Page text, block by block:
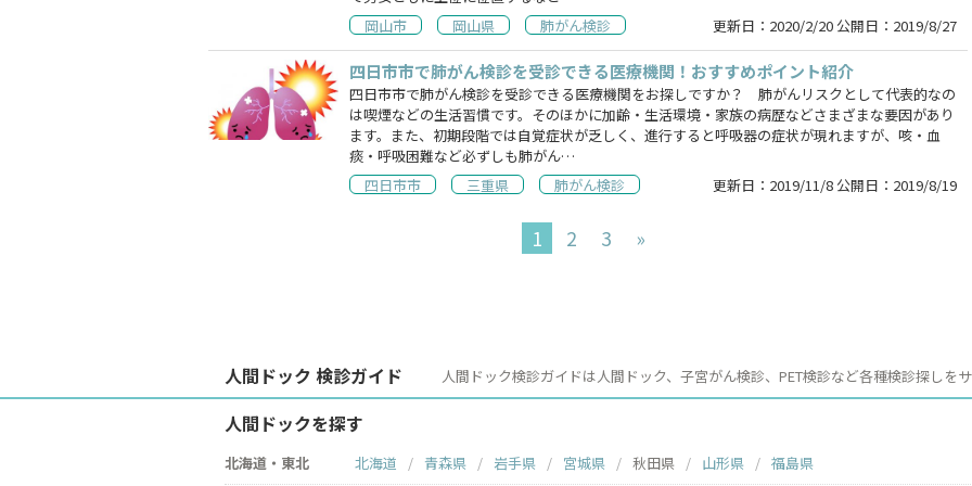
岡山市
岡山県 肺がん検診 更新日： 2020/2/20 公開日： 2019/8/27
四日市市で肺がん検診を受診できる医療機関！おすすめポイント紹介
四日市市で肺がん検診を受診できる医療機関をお探しですか？ 肺がんリスクとして代表的なの
は喫煙などの生活習慣です。そのほかに加齢・生活環境・家族の病歴などさまざまな要因があり
ます。また、初期段階では自覚症状が乏しく、進行すると呼吸器の症状が現れますが、咳・血
痰・呼吸困難など必ずしも肺がん…
四日市市
三重県 肺がん検診 更新日： 2019/11/8 公開日： 2019/8/19
1 2 3 »
人間ドック 検診ガイド 人間ドック検診ガイドは人間ドック、子宮がん検診、PET検診など各種検診探しを
人間ドックを探す
北海道・東北 北海道 青森県 岩手県 宮城県 秋田県 山形県 福島県